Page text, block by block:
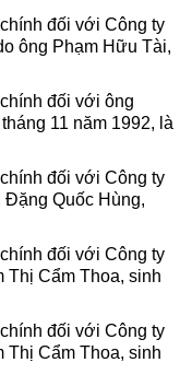
đối với Công ty
ông Phạm Hữu Tài,
đối với ông
11 năm 1992, là
đối với Công ty
Đặng Quốc Hùng,
đối với Công ty
Thị Cẩm Thoa, sinh
đối với Công ty
Thị Cẩm Thoa, sinh